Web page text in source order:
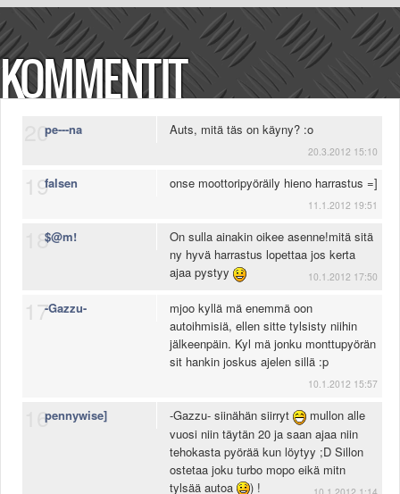
KOMMENTIT
20pe---na Auts, mitä täs on käyny? :o
20.3.2012 15:10
19falsen onse moottoripyöräily hieno harrastus =]
11.1.2012 19:51
18$@m!
On sulla ainakin oikee asenne!mitä sitä
ny hyvä harrastus lopettaa jos kerta
ajaa pystyy
10.1.2012 17:50
17-Gazzu-
mjoo kyllä mä enemmä oon
autoihmisiä, ellen sitte tylsisty niihin
jälkeenpäin. Kyl mä jonku monttupyörän
sit hankin joskus ajelen sillä :p
10.1.2012 15:57
16pennywise] -Gazzu- siinähän siirryt
mullon alle
vuosi niin täytän 20 ja saan ajaa niin
tehokasta pyörää kun löytyy ;D Sillon
ostetaa joku turbo mopo eikä mitn
tylsää autoa
) !